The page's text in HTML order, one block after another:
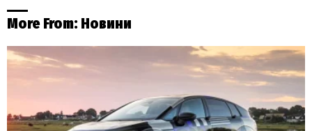
More From: Новини